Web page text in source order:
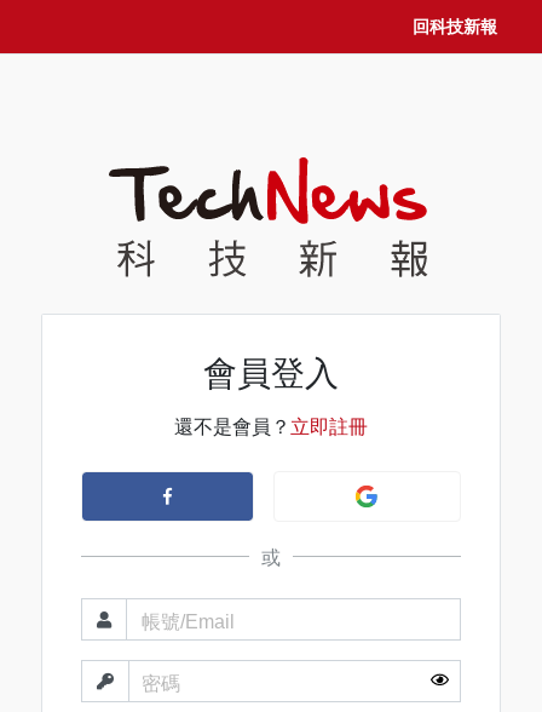
回科技新報
會員登入
還不是會員？ 立即註冊
或
帳號/Email
密碼